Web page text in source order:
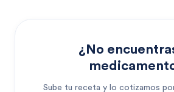
¿No
Sube tu receta y lo cotizamos